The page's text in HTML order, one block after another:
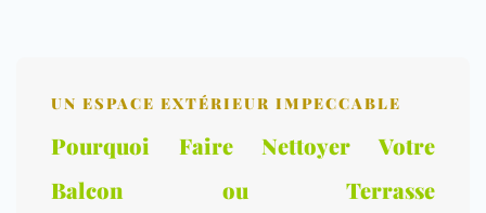
UN ESPACE EXTÉRIEUR IMPECCABLE
Pourquoi Faire Nettoyer Votre
Balcon ou Terrasse